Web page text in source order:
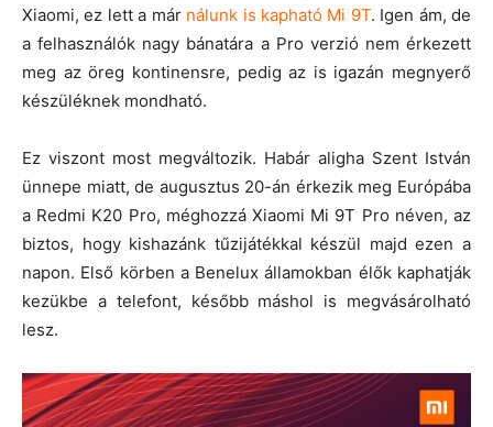
Xiaomi, ez lett a már nálunk is kapható Mi 9T. Igen ám, de
a felhasználók nagy bánatára a Pro verzió nem érkezett
meg az öreg kontinensre, pedig az is igazán megnyerő
készüléknek mondható.
Ez viszont most megváltozik. Habár aligha Szent István
ünnepe miatt, de augusztus 20-án érkezik meg Európába
a Redmi K20 Pro, méghozzá Xiaomi Mi 9T Pro néven, az
biztos, hogy kishazánk tűzijátékkal készül majd ezen a
napon. Első körben a Benelux államokban élők kaphatják
kezükbe a telefont, később máshol is megvásárolható
lesz.